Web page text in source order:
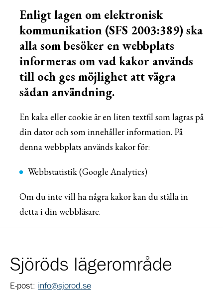
Enligt lagen om elektronisk
kommunikation (SFS 2003:389) ska
alla som besöker en webbplats
informeras om vad kakor används
till och ges möjlighet att vägra
sådan användning.
En kaka eller cookie är en liten textfil som lagras på
din dator och som innehåller information. På
denna webbplats används kakor för:
Webbstatistik (Google Analytics)
Om du inte vill ha några kakor kan du ställa in
detta i din webbläsare.
Sjöröds lägerområde
E-post: info@sjorod.se